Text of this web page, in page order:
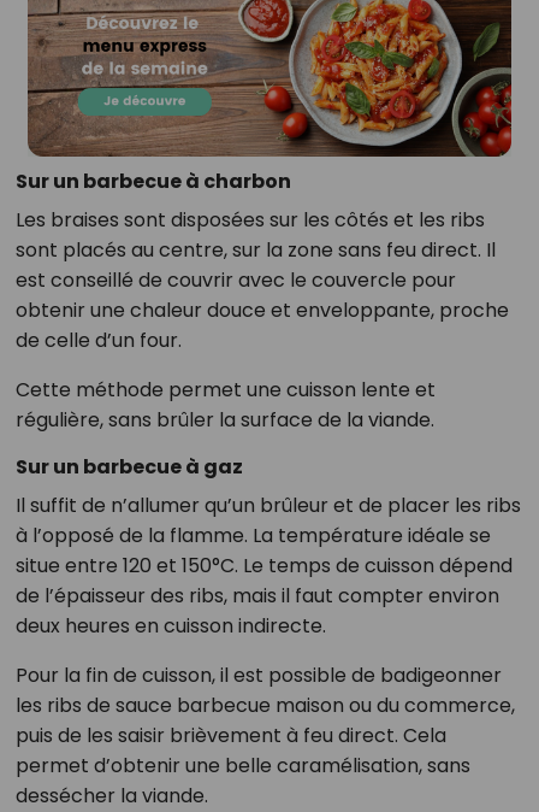
Sur un barbecue à charbon
Les braises sont disposées sur les côtés et les ribs
sont placés au centre, sur la zone sans feu direct. Il
est conseillé de couvrir avec le couvercle pour
obtenir une chaleur douce et enveloppante, proche
de celle d’un four.
Cette méthode permet une cuisson lente et
régulière, sans brûler la surface de la viande.
Sur un barbecue à gaz
Il suffit de n’allumer qu’un brûleur et de placer les ribs
à l’opposé de la flamme. La température idéale se
situe entre 120 et 150°C. Le temps de cuisson dépend
de l’épaisseur des ribs, mais il faut compter environ
deux heures en cuisson indirecte.
Pour la fin de cuisson, il est possible de badigeonner
les ribs de sauce barbecue maison ou du commerce,
puis de les saisir brièvement à feu direct. Cela
permet d’obtenir une belle caramélisation, sans
dessécher la viande.